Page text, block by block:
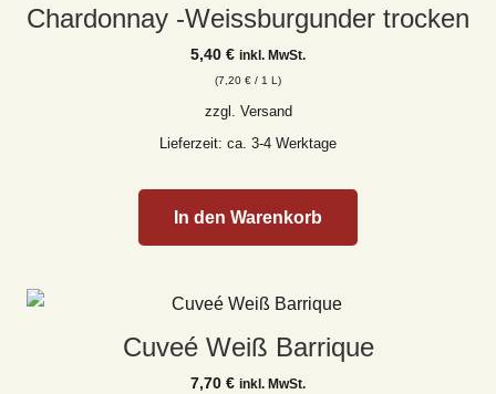
Chardonnay -Weissburgunder trocken
5,40 € inkl. MwSt.
(7,20 € / 1 L)
zzgl. Versand
Lieferzeit: ca. 3-4 Werktage
In den Warenkorb
Cuveé Weiß Barrique
7,70 € inkl. MwSt.